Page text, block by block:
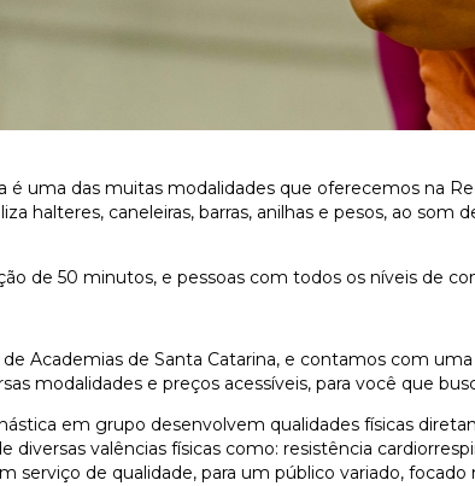
é uma das muitas modalidades que oferecemos na
halteres, caneleiras, barras, anilhas e pesos, ao
de 50 minutos, e pessoas com todos os níveis de
Academias de Santa Catarina, e contamos com
modalidades e preços acessíveis, para você que
em grupo desenvolvem qualidades físicas
diversas valências físicas como: resistência
serviço de qualidade, para um público variado, focado